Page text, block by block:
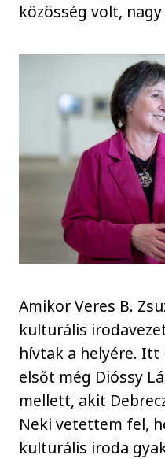
közösség volt,
Amikor Veres B.
kulturális
hívtak a helyére.
elsőt még Dióssy
mellett, akit
Neki vetettem fel,
kulturális iroda